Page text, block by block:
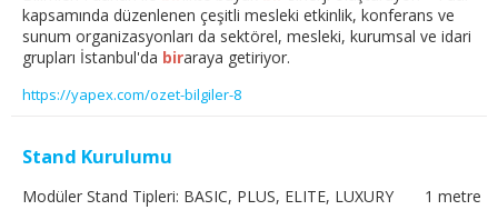
kapsamında düzenlenen çeşitli mesleki etkinlik, konferans ve
sunum organizasyonları da sektörel, mesleki, kurumsal ve idari
grupları İstanbul'da biraraya getiriyor.
https://yapex.com/ozet-bilgiler-8
Stand Kurulumu
Modüler Stand Tipleri: BASIC, PLUS, ELITE, LUXURY 1 metre